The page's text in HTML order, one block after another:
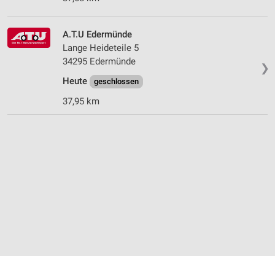
❯
A.T.U Edermünde
Lange Heideteile 5
34295 Edermünde
Heute
geschlossen
37,95 km